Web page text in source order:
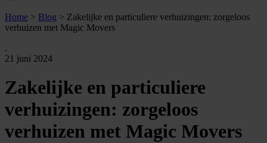
Home > Blog > Zakelijke en particuliere verhuizingen: zorgeloos
verhuizen met Magic Movers
.
21 juni 2024
Zakelijke en particuliere
verhuizingen: zorgeloos
verhuizen met Magic Movers